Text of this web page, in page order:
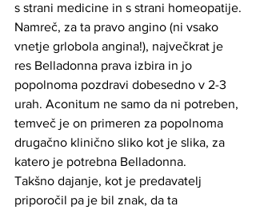
s strani medicine in s strani homeopatije.
Namreč, za ta pravo angino (ni vsako
vnetje grlobola angina!), največkrat je
res Belladonna prava izbira in jo
popolnoma pozdravi dobesedno v 2-3
urah. Aconitum ne samo da ni potreben,
temveč je on primeren za popolnoma
drugačno klinično sliko kot je slika, za
katero je potrebna Belladonna.
Takšno dajanje, kot je predavatelj
priporočil pa je bil znak, da ta